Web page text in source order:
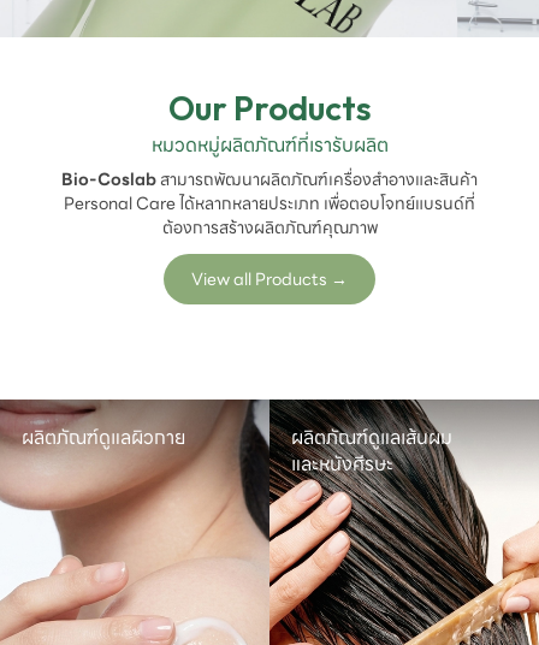
Our Products
หมวดหมู่ผลิตภัณฑ์ที่เรารับผลิต
Bio-Coslabสามารถพัฒนาผลิตภัณฑ์เครื่องสำอางและสินค้า
Personal Care ได้หลากหลายประเภท เพื่อตอบโจทย์แบรนด์ที่
ต้องการสร้างผลิตภัณฑ์คุณภาพ
View all Products →
ผลิตภัณฑ์ดูแลผิวกาย
ผลิตภัณฑ์ดูแลเส้นผม
และหนังศีรษะ